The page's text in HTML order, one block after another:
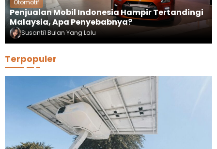
Otomotif
Penjualan Mobil Indonesia Hampir Tertandingi
Malaysia, Apa Penyebabnya?
Susanti1 Bulan Yang Lalu
Terpopuler